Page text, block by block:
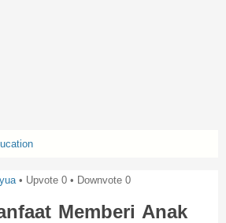
• Upvote 0 • Downvote 0
Memberi Anak